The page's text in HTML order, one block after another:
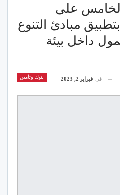
الخامس على
بتطبيق مبادئ التنوع
داخل بيئة
بنوك وتأمين في فبراير 2, 2023